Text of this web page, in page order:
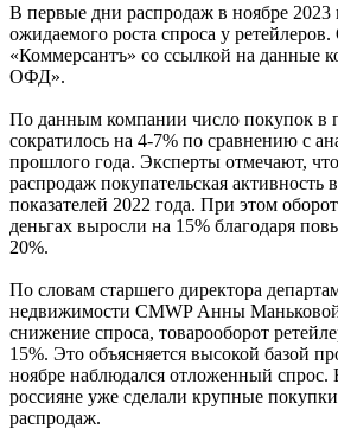
В первые дни распродаж в ноябре 2023
ожидаемого роста спроса у
«Коммерсантъ» со ссылкой на данные
ОФД».
По данным компании число покупок в
сократилось на 4-7% по сравнению с
прошлого года. Эксперты отмечают,
распродаж покупательская активность
показателей 2022 года. При этом
деньгах выросли на 15% благодаря
20%.
По словам старшего директора
недвижимости CMWP Анны
снижение спроса, товарооборот
15%. Это объясняется высокой базой
ноябре наблюдался отложенный спрос.
россияне уже сделали крупные
распродаж.